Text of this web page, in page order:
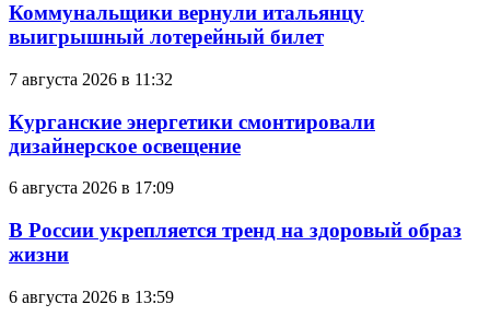
Коммунальщики вернули итальянцу
выигрышный лотерейный билет
7 августа 2026 в 11:32
Курганские энергетики смонтировали
дизайнерское освещение
6 августа 2026 в 17:09
В России укрепляется тренд на здоровый образ
жизни
6 августа 2026 в 13:59